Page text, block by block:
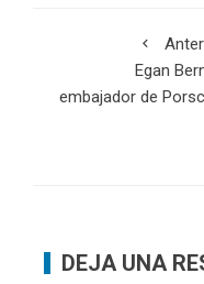
Egan
embajador de
DEJA UNA